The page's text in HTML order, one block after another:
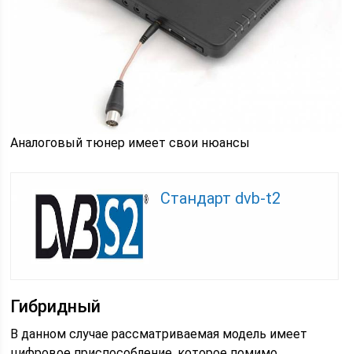
Аналоговый тюнер имеет свои нюансы
Стандарт dvb-t2
Гибридный
В данном случае рассматриваемая модель имеет